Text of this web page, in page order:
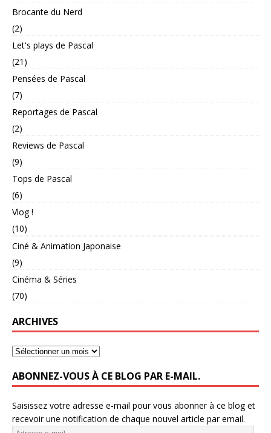
Brocante du Nerd
(2)
Let's plays de Pascal
(21)
Pensées de Pascal
(7)
Reportages de Pascal
(2)
Reviews de Pascal
(9)
Tops de Pascal
(6)
Vlog !
(10)
Ciné & Animation Japonaise
(9)
Cinéma & Séries
(70)
ARCHIVES
ABONNEZ-VOUS À CE BLOG PAR E-MAIL.
Saisissez votre adresse e-mail pour vous abonner à ce blog et
recevoir une notification de chaque nouvel article par email.